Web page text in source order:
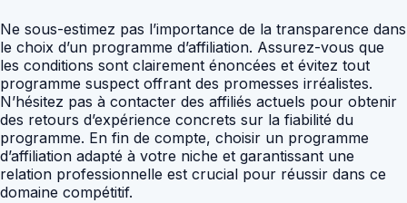
Ne sous-estimez pas l’importance de la transparence dans
le choix d’un programme d’affiliation. Assurez-vous que
les conditions sont clairement énoncées et évitez tout
programme suspect offrant des promesses irréalistes.
N’hésitez pas à contacter des affiliés actuels pour obtenir
des retours d’expérience concrets sur la fiabilité du
programme. En fin de compte, choisir un programme
d’affiliation adapté à votre niche et garantissant une
relation professionnelle est crucial pour réussir dans ce
domaine compétitif.